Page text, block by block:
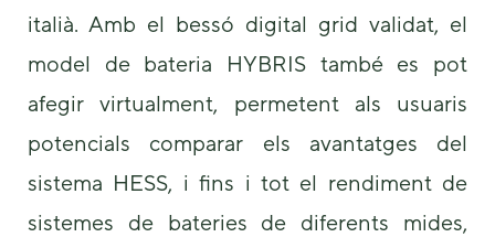
italià. Amb el bessó digital grid validat, el
model de bateria HYBRIS també es pot
afegir virtualment, permetent als usuaris
potencials comparar els avantatges del
sistema HESS, i fins i tot el rendiment de
sistemes de bateries de diferents mides,